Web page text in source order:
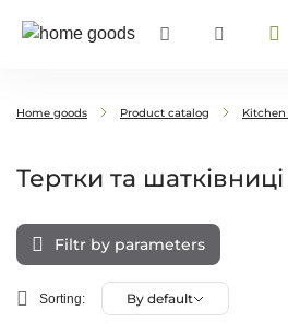
Home goods Product catalog Kitchen
Тертки та шатківниці
Filtr by parameters
Sorting: By default